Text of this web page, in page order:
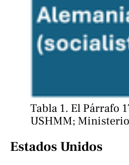
Tabla 1. El Párrafo
USHMM;
Estados Unidos